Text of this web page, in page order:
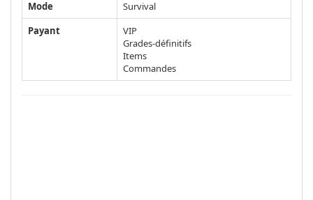
Mode
Survival
Payant
VIP
Grades-définitifs
Items
Commandes